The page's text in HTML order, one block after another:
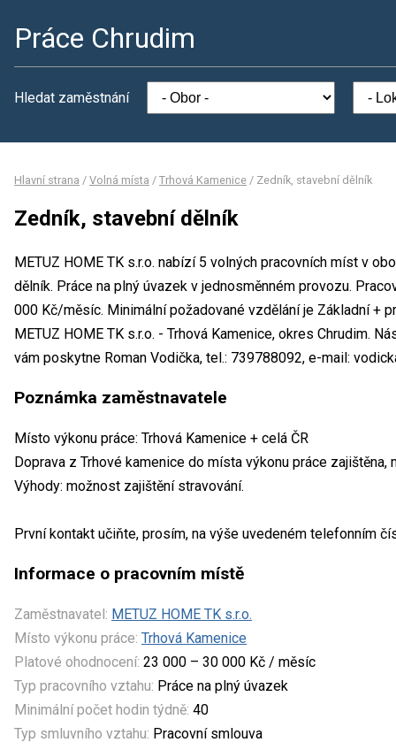
Práce Chrudim
Hledat zaměstnání
Hlavní strana / Volná místa / Trhová Kamenice / Zedník, stavební dělník
Zedník, stavební dělník
METUZ HOME TK s.r.o. nabízí 5 volných pracovních míst v
dělník. Práce na plný úvazek v jednosměnném provozu.
000 Kč/měsíc. Minimální požadované vzdělání je Základní +
METUZ HOME TK s.r.o. - Trhová Kamenice, okres Chrudim.
vám poskytne Roman Vodička, tel.: 739788092, e-mail:
Poznámka zaměstnavatele
Místo výkonu práce: Trhová Kamenice + celá ČR
Doprava z Trhové kamenice do místa výkonu práce
Výhody: možnost zajištění stravování.
První kontakt učiňte, prosím, na výše uvedeném telefonním
Informace o pracovním místě
Zaměstnavatel: METUZ HOME TK s.r.o.
Místo výkonu práce: Trhová Kamenice
Platové ohodnocení: 23 000 – 30 000 Kč / měsíc
Typ pracovního vztahu: Práce na plný úvazek
Minimální počet hodin týdně: 40
Typ smluvního vztahu: Pracovní smlouva